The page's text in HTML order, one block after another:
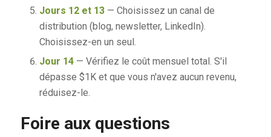
Jours 12 et 13— Choisissez un canal de
distribution (blog, newsletter, LinkedIn).
Choisissez-en un seul.
Jour 14— Vérifiez le coût mensuel total. S'il
dépasse $1K et que vous n'avez aucun revenu,
réduisez-le.
Foire aux questions